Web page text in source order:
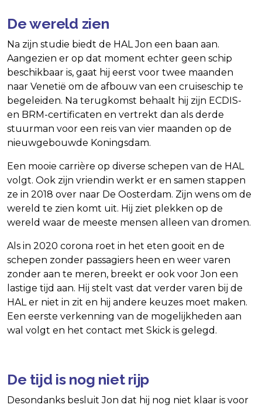
De wereld zien
Na zijn studie biedt de HAL Jon een baan aan.
Aangezien er op dat moment echter geen schip
beschikbaar is, gaat hij eerst voor twee maanden
naar Venetië om de afbouw van een cruiseschip te
begeleiden. Na terugkomst behaalt hij zijn ECDIS-
en BRM-certificaten en vertrekt dan als derde
stuurman voor een reis van vier maanden op de
nieuwgebouwde Koningsdam.
Een mooie carrière op diverse schepen van de HAL
volgt. Ook zijn vriendin werkt er en samen stappen
ze in 2018 over naar De Oosterdam. Zijn wens om de
wereld te zien komt uit. Hij ziet plekken op de
wereld waar de meeste mensen alleen van dromen.
Als in 2020 corona roet in het eten gooit en de
schepen zonder passagiers heen en weer varen
zonder aan te meren, breekt er ook voor Jon een
lastige tijd aan. Hij stelt vast dat verder varen bij de
HAL er niet in zit en hij andere keuzes moet maken.
Een eerste verkenning van de mogelijkheden aan
wal volgt en het contact met Skick is gelegd.
De tijd is nog niet rijp
Desondanks besluit Jon dat hij nog niet klaar is voor